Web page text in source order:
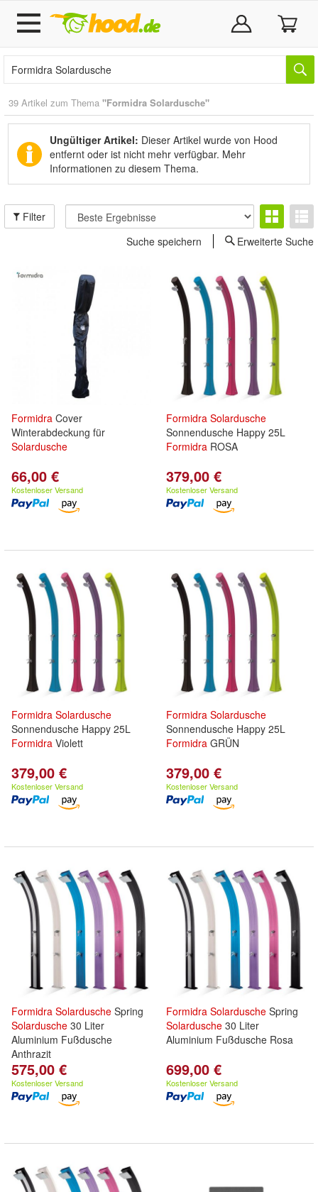
39 Artikel zum Thema "Formidra Solardusche"
Ungültiger Artikel: Dieser Artikel wurde von Hood
entfernt oder ist nicht mehr verfügbar. Mehr
Informationen zu diesem Thema.
Filter
Suche speichern
Erweiterte Suche
Formidra Cover
Winterabdeckung für
Solardusche
66,00 €
Kostenloser Versand
Formidra Solardusche
Sonnendusche Happy 25L
Formidra ROSA
379,00 €
Kostenloser Versand
Formidra Solardusche
Sonnendusche Happy 25L
Formidra Violett
379,00 €
Kostenloser Versand
Formidra Solardusche
Sonnendusche Happy 25L
Formidra GRÜN
379,00 €
Kostenloser Versand
Formidra Solardusche Spring
Solardusche 30 Liter
Aluminium Fußdusche
Anthrazit
575,00 €
Kostenloser Versand
Formidra Solardusche Spring
Solardusche 30 Liter
Aluminium Fußdusche Rosa
699,00 €
Kostenloser Versand